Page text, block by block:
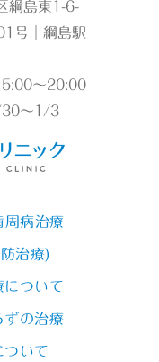
綱島東1-6-
号｜綱島駅
～20:00
30～1/3
周病治療
治療)
について
ずの治療
ついて